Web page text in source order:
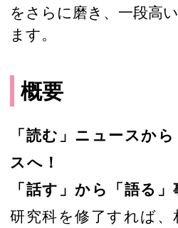
をさらに磨き、一段高
ます。
概要
「読む」ニュースか
スへ！
「話す」から「語る」
研究科を修了すれば、